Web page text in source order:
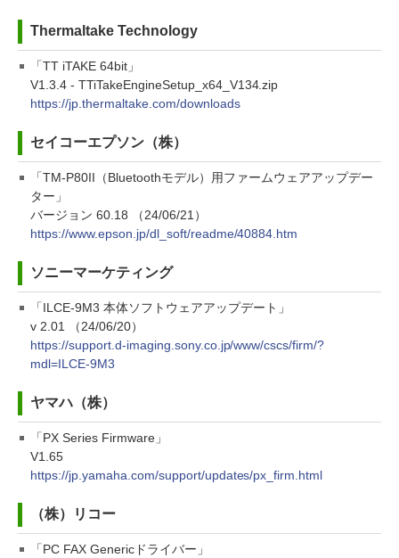
Thermaltake Technology
「TT iTAKE 64bit」
V1.3.4 - TTiTakeEngineSetup_x64_V134.zip
https://jp.thermaltake.com/downloads
セイコーエプソン（株）
「TM-P80II（Bluetoothモデル）用ファームウェアアップデー
ター」
バージョン 60.18 （24/06/21）
https://www.epson.jp/dl_soft/readme/40884.htm
ソニーマーケティング
「ILCE-9M3 本体ソフトウェアアップデート」
v 2.01 （24/06/20）
https://support.d-imaging.sony.co.jp/www/cscs/firm/?
mdl=ILCE-9M3
ヤマハ（株）
「PX Series Firmware」
V1.65
https://jp.yamaha.com/support/updates/px_firm.html
（株）リコー
「PC FAX Genericドライバー」